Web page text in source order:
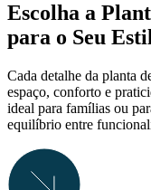
Escolha a
para o Seu
Cada detalhe da planta
espaço, conforto e
ideal para famílias ou
equilíbrio entre